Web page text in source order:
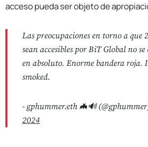
acceso pueda ser objeto de
Las preocupaciones en torno a que
sean accesibles por BiT Global no
en absoluto. Enorme bandera roja.
smoked.
- gphummer.eth 🦇🔊
2024